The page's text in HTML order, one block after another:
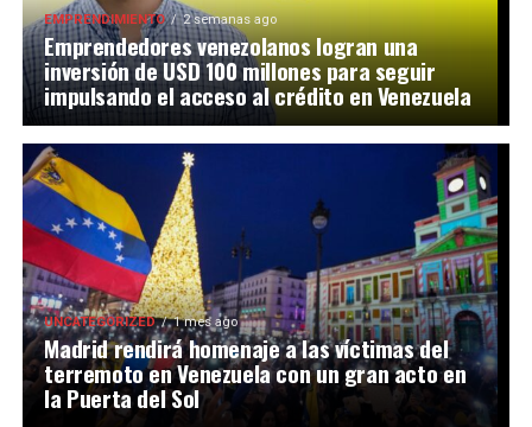
EMPRENDIMIENTO 2 semanas ago
Emprendedores venezolanos logran una
inversión de USD 100 millones para seguir
impulsando el acceso al crédito en Venezuela
UNCATEGORIZED 1 mes ago
Madrid rendirá homenaje a las víctimas del
terremoto en Venezuela con un gran acto en
la Puerta del Sol